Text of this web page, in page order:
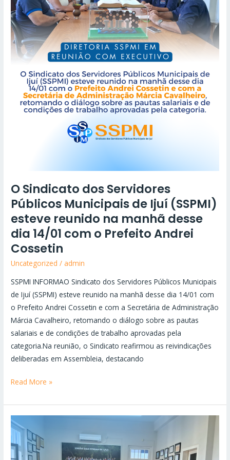
O Sindicato dos Servidores
Públicos Municipais de Ijuí (SSPMI)
esteve reunido na manhã desse
dia 14/01 com o Prefeito Andrei
Cossetin
Uncategorized / admin
SSPMI INFORMAO Sindicato dos Servidores Públicos Municipais
de Ijuí (SSPMI) esteve reunido na manhã desse dia 14/01 com
o Prefeito Andrei Cossetin e com a Secretária de Administração
Márcia Cavalheiro, retomando o diálogo sobre as pautas
salariais e de condições de trabalho aprovadas pela
categoria.Na reunião, o Sindicato reafirmou as reivindicações
deliberadas em Assembleia, destacando
Ijuí
(SSPMI)
esteve
reunido
na
manhã
desse
14/01
Read More »
SSPMI
reforça
reivindicações